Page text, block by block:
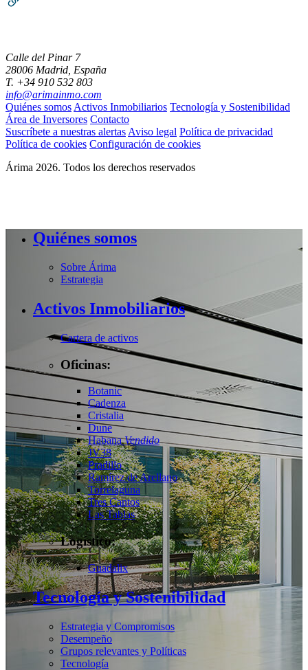
Calle del Pinar 7
28006 Madrid, España
T. +34 910 532 803
info@arimainmo.com
Quiénes somos Activos Inmobiliarios Tecnología y Sostenibilidad
Área de Inversores Contacto
Suscríbete a nuestras alertas Aviso legal Política de privacidad
Política de cookies Configuración de cookies
Árima 2026. Todos los derechos reservados
Quiénes somos
Sobre Árima
Estrategia
Activos Inmobiliarios
Cartera de activos
Oficinas:
Botanic
Cadenza
Cristalia
Dune
HabanaVendido
JV38
Pradillo
Ramírez de Arellano
Torrelaguna
Tres Cantos
Las Tablas
Logístico:
Guadalix
Tecnología y Sostenibilidad
Estrategia y Compromisos
Desempeño
Grupos relevantes y Políticas
Tecnología